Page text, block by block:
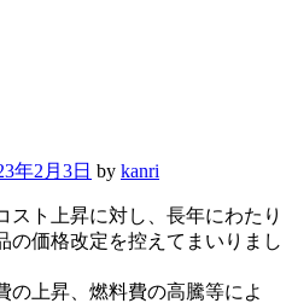
年2月3日 by kanri
スト上昇に対し、長年にわたり
の価格改定を控えてまいりまし
の上昇、燃料費の高騰等によ